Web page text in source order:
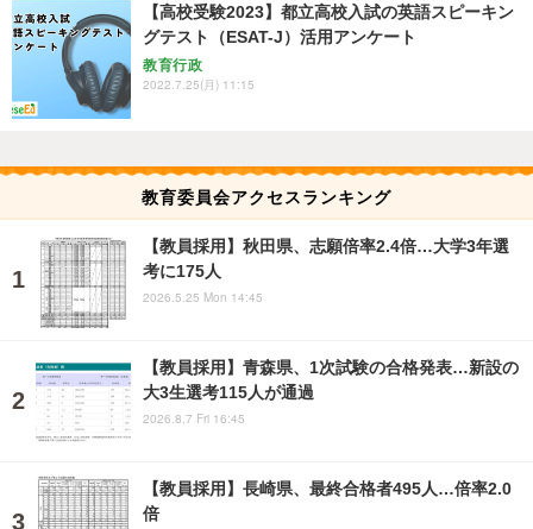
【高校受験2023】都立高校入試の英語スピーキン
グテスト（ESAT-J）活用アンケート
教育行政
2022.7.25(月) 11:15
教育委員会アクセスランキング
【教員採用】秋田県、志願倍率2.4倍…大学3年選
考に175人
2026.5.25 Mon 14:45
【教員採用】青森県、1次試験の合格発表…新設の
大3生選考115人が通過
2026.8.7 Fri 16:45
【教員採用】長崎県、最終合格者495人…倍率2.0
倍